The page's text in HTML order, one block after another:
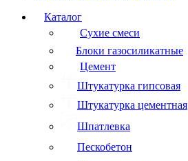
Каталог
Сухие смеси
Блоки газосиликатные
Цемент
Штукатурка гипсовая
Штукатурка цементная
Шпатлевка
Пескобетон